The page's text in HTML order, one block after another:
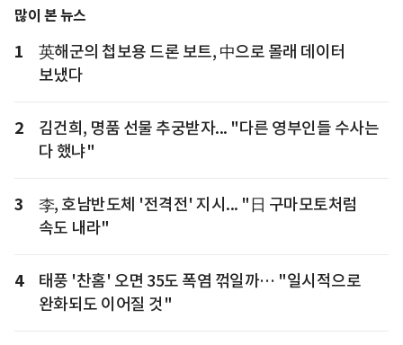
많이 본 뉴스
1
英해군의 첩보용 드론 보트, 中으로 몰래 데이터
보냈다
2
김건희, 명품 선물 추궁받자... "다른 영부인들 수사는
다 했냐"
3
李, 호남반도체 '전격전' 지시... "日 구마모토처럼
속도 내라"
4
태풍 '찬홈' 오면 35도 폭염 꺾일까… "일시적으로
완화되도 이어질 것"